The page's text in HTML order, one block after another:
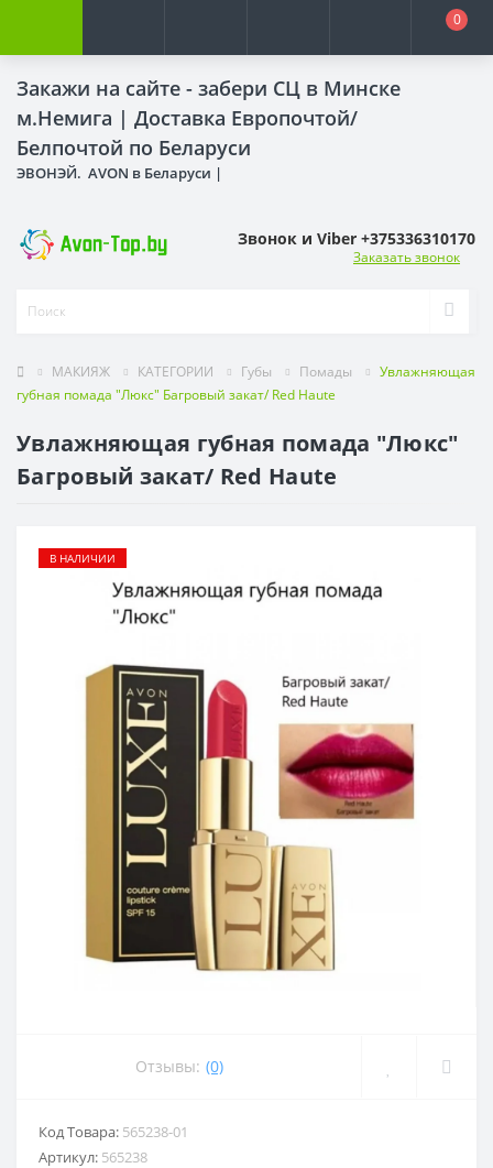
Закажи на сайте - забери СЦ в Минске
м.Немига | Доставка Европочтой/
Белпочтой по Беларуси
ЭВОНЭЙ. AVON в Беларуси |
0
Звонок и Viber +375336310170
Заказать звонок
МАКИЯЖ КАТЕГОРИИ Губы Помады
Увлажняющая
губная помада "Люкс" Багровый закат/ Red Haute
Увлажняющая губная помада "Люкс"
Багровый закат/ Red Haute
В НАЛИЧИИ
Отзывы: (0)
Код Товара: 565238-01
Артикул: 565238